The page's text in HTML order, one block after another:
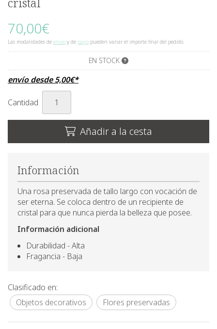
70,00€
Las modalidades de envío y de pago pueden variar el importe final del pedido.
EN STOCK
envío desde5,00€*
Cantidad
Añadir a la cesta
Información
Una rosa preservada de tallo largo con vocación de
ser eterna. Se coloca dentro de un recipiente de
cristal para que nunca pierda la belleza que posee.
Información adicional
Durabilidad - Alta
Fragancia - Baja
Clasificado en:
Objetos decorativos
Flores preservadas